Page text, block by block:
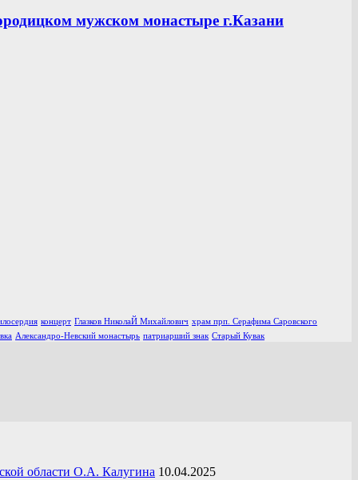
мужском монастыре г.Казани
концерт Глазков НиколаЙ Михайлович храм прп. Серафима Саровского
Александро-Невский монастырь патриарший знак Старый Кувак
области О.А. Калугина 10.04.2025